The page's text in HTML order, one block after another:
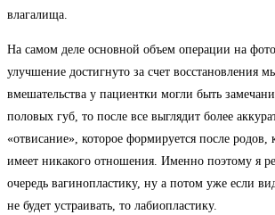
влагалища.
На самом деле основной объем операции на
улучшение достигнуто за счет восстановления
вмешательства у пациентки могли быть
половых губ, то после все выглядит более
«отвисание», которое формируется после родов,
имеет никакого отношения. Именно поэтому я
очередь вагинопластику, ну а потом уже если
не будет устраивать, то лабиопластику.